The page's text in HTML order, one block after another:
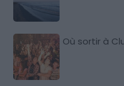
Où sortir à